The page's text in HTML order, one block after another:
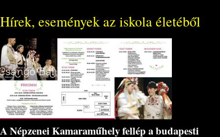
Hírek, események az iskola életéből
A Népzenei Kamaraműhely fellép a budapesti